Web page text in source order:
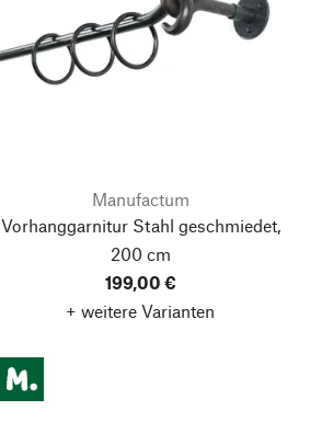
Manufactum
Vorhanggarnitur Stahl geschmiedet,
200 cm
199,00 €
+ weitere Varianten